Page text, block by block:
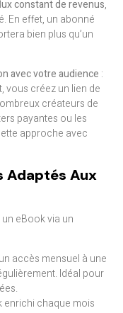
constant de revenus,
En effet, un abonné
bien plus qu’un
avec votre audience :
vous créez un lien de
créateurs de
payantes ou les
approche avec
Adaptés Aux
eBook via un
accès mensuel à une
Idéal pour
enrichi chaque mois